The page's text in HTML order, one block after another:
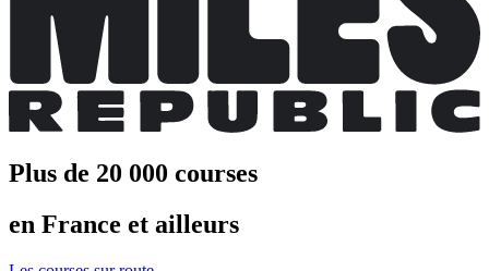
Plus de 20 000 courses
en France et ailleurs